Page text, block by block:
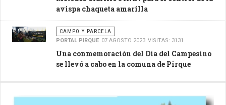
avispa chaqueta amarilla
CAMPO Y PARCELA
PORTAL PIRQUE 07 AGOSTO 2023 VISITAS: 3131
Una conmemoración del Día del Campesino
se llevó a cabo en la comuna de Pirque